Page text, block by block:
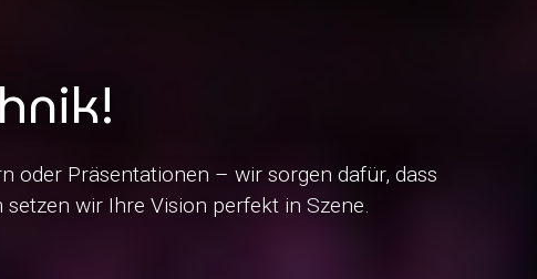
oder Präsentationen – wir sorgen dafür, dass
wir Ihre Vision perfekt in Szene.